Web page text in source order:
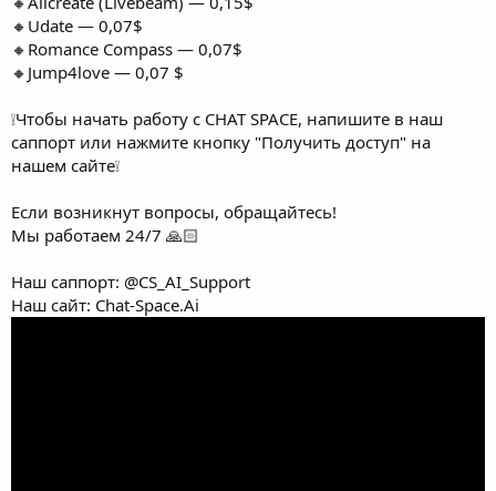
🔸Udate — 0,07$
🔸Romance Compass — 0,07$
🔸Jump4love — 0,07 $
❕Чтобы начать работу с CHAT SPACE, напишите в наш
саппорт или нажмите кнопку "Получить доступ" на
нашем сайте❕
Если возникнут вопросы, обращайтесь!
Мы работаем 24/7 🙏🏻
Наш саппорт: @CS_AI_Support
Наш сайт: Chat-Space.Ai